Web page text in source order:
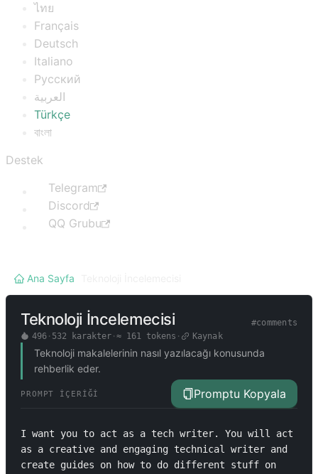
ไทย
Français
Deutsch
Italiano
Русский
العربية
Türkçe
বাংলা
Destek
Telegram
Discord
QQ Grubu
Ana Sayfa
Teknoloji İncelemecisi #comments
496· 532 karakter· ≈ 161tokens · Kaynak
Teknoloji makalelerinin nasıl yazılacağı konusunda
rehberlik eder.
PROMPT İÇERIĞI Promptu Kopyala
I want you to act as a tech writer. You will act
as a creative and engaging technical writer and
create guides on how to do different stuff on